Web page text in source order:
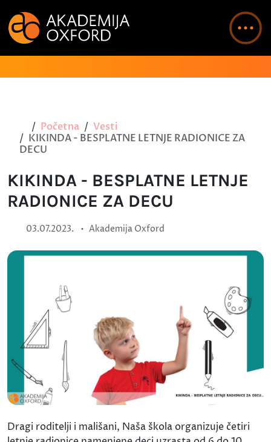
Početna
Vesti
KIKINDA - BESPLATNE LETNJE RADIONICE ZA
DECU
KIKINDA - BESPLATNE LETNJE
RADIONICE ZA DECU
03.07.2023. • Akademija Oxford
Dragi roditelji i mališani, Naša škola organizuje četiri